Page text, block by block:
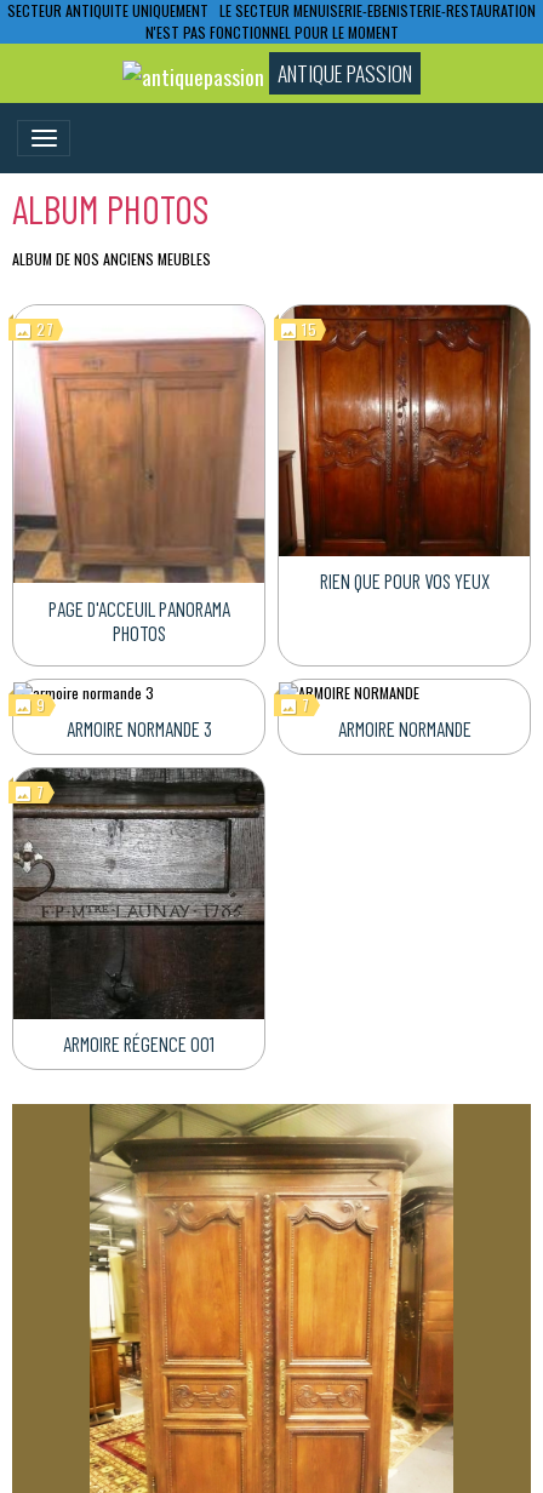
SECTEUR ANTIQUITE UNIQUEMENT LE SECTEUR MENUISERIE-EBENISTERIE-RESTAURATION
N'EST PAS FONCTIONNEL POUR LE MOMENT
ANTIQUE PASSION
ALBUM PHOTOS
ALBUM DE NOS ANCIENS MEUBLES
27
PAGE D'ACCEUIL PANORAMA
PHOTOS
15
RIEN QUE POUR VOS YEUX
9
ARMOIRE NORMANDE 3
7
ARMOIRE NORMANDE
7
ARMOIRE RÉGENCE 001